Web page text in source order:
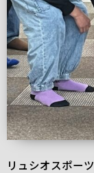
リュシオスポー